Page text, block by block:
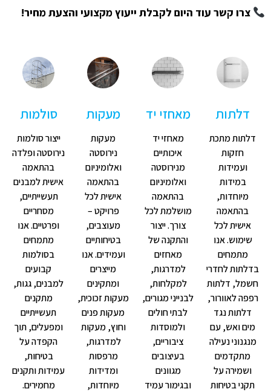
צרו קשר עוד היום לקבלת ייעוץ מקצועי והצעת מחיר!
דלתות
מתכת
חזקות
ועמידות
במידות
מיוחדות,
בהתאמה
אישית לכל
שימוש. אנו
מתמחים
לחדרי
דלתות
לאוורור,
דלתות נגד
מים ואש, עם
נעילה
מתקדמים
ושמירה על
תקני בטיחות
מאחזי יד
מאחזי יד
איכותיים
מנירוסטה
ואלומיניום
בהתאמה
מושלמת לכל
צורך. ייצור
והתקנה של
מאחזים
למדרגות,
למקלחות,
לבנייני מגורים,
לבתי חולים
ולמוסדות
ציבוריים,
בעיצובים
מגוונים
ובגימור עמיד
מעקות
מעקות
נירוסטה
ואלומיניום
בהתאמה
אישית לכל
פרויקט –
מעוצבים,
בטיחותיים
ועמידים. אנו
מייצרים
ומתקינים
מעקות זכוכית,
מעקות פנים
וחוץ, מעקות
למדרגות,
מרפסות
ומדידות
מיוחדות,
סולמות
ייצור סולמות
נירוסטה ופלדה
בהתאמה
אישית למבנים
תעשייתיים,
מסחריים
ופרטיים. אנו
מתמחים
בסולמות
קבועים
למבנים, גגות,
מתקנים
תעשייתיים
ומפעלים, תוך
הקפדה על
בטיחות,
עמידות ותקנים
מחמירים.